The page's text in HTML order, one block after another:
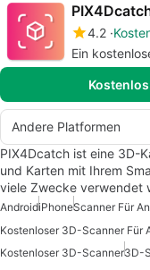
4.2
Ein
Andere Platformen
PIX4Dcatch ist eine 3D-
und Karten mit Ihrem
viele Zwecke verwendet
AndroidiPhoneScanner Für
Kostenloser 3D-Scanner Für
Kostenloser 3D-Scanner3D-